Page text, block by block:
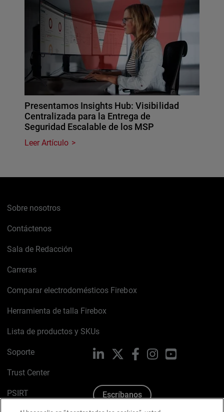
Presentamos Insights Hub: Visibilidad
Centralizada para la Entrega de
Seguridad Escalable de los MSP
Leer Artículo
Sobre nosotros
Contáctenos
Sala de Redacción
Carreras
Comparar electrodomésticos Firebox
Herramienta de talla Firebox
Lista de productos y SKUs
Soporte
Trust Center
PSIRT
LinkedIn FacebookInstagramYouTube
Escríbanos